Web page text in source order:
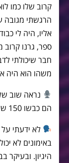
קרוב שלו כמו
הרגשתי מגובה
אליו, היה לי
ספר, גרנו קרוב
חבר שיכולתי
משהו הוא היה
נראה שוב
הם כבשו 150 שערים.
לא ידעתי
באימונים לא
היגיון. ובעיקר